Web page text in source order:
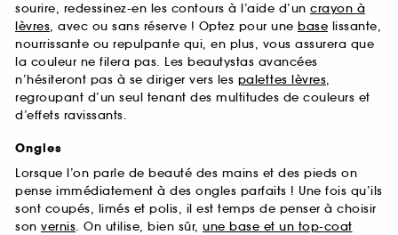
sourire, redessinez-en les contours à l’aide d’un crayon à
lèvres, avec ou sans réserve ! Optez pour une base lissante,
nourrissante ou repulpante qui, en plus, vous assurera que
la couleur ne filera pas. Les beautystas avancées
n’hésiteront pas à se diriger vers les palettes lèvres,
regroupant d’un seul tenant des multitudes de couleurs et
d’effets ravissants.
Ongles
Lorsque l’on parle de beauté des mains et des pieds on
pense immédiatement à des ongles parfaits ! Une fois qu’ils
sont coupés, limés et polis, il est temps de penser à choisir
son vernis. On utilise, bien sûr, une base et un top-coat